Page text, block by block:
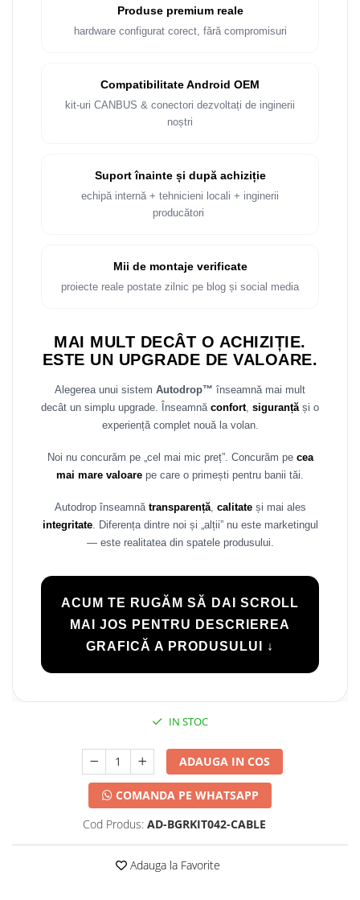
Produse premium reale
hardware configurat corect, fără compromisuri
Compatibilitate Android OEM
kit-uri CANBUS & conectori dezvoltați de inginerii
noștri
Suport înainte și după achiziție
echipă internă + tehnicieni locali + inginerii
producători
Mii de montaje verificate
proiecte reale postate zilnic pe blog și social media
MAI MULT DECÂT O ACHIZIȚIE.
ESTE UN UPGRADE DE VALOARE.
Alegerea unui sistem Autodrop™ înseamnă mai mult
decât un simplu upgrade. Înseamnă confort, siguranțăși o
experiență complet nouă la volan.
Noi nu concurăm pe „cel mai mic preț”. Concurăm pe cea
mai mare valoare pe care o primești pentru banii tăi.
Autodrop înseamnă transparență, calitateși mai ales
integritate. Diferența dintre noi și „alții” nu este marketingul
— este realitatea din spatele produsului.
ACUM TE RUGĂM SĂ DAI SCROLL
MAI JOS PENTRU DESCRIEREA
GRAFICĂ A PRODUSULUI ↓
IN STOC
ADAUGA IN COS
COMANDA PE WHATSAPP
Cod Produs: AD-BGRKIT042-CABLE
Adauga la Favorite